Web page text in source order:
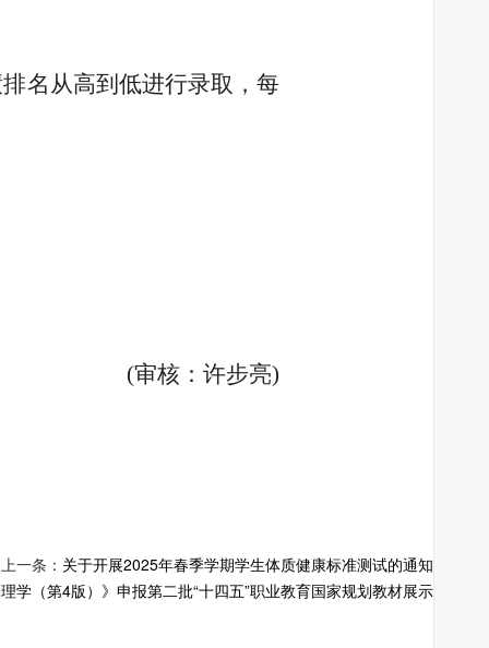
名从高到低进行录取，每
(审核：许步亮)
上一条： 关于开展2025年春季学期学生体质健康标准测试的通知
学（第4版）》申报第二批“十四五”职业教育国家规划教材展示